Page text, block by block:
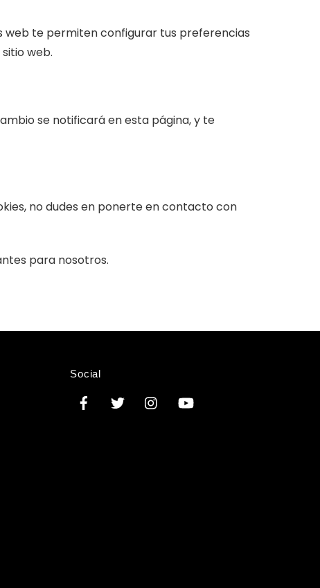
web te permiten configurar tus preferencias
web.
se notificará en esta página, y te
no dudes en ponerte en contacto con
para nosotros.
Social